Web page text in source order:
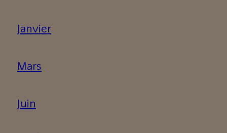
Janvier
Mars
Juin